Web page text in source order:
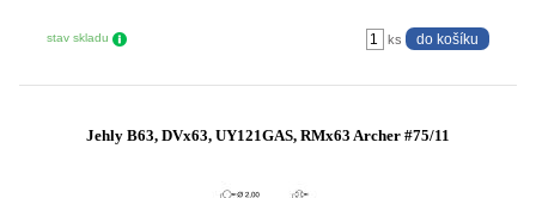
stav skladu ks
Jehly B63, DVx63, UY121GAS, RMx63 Archer #75/11